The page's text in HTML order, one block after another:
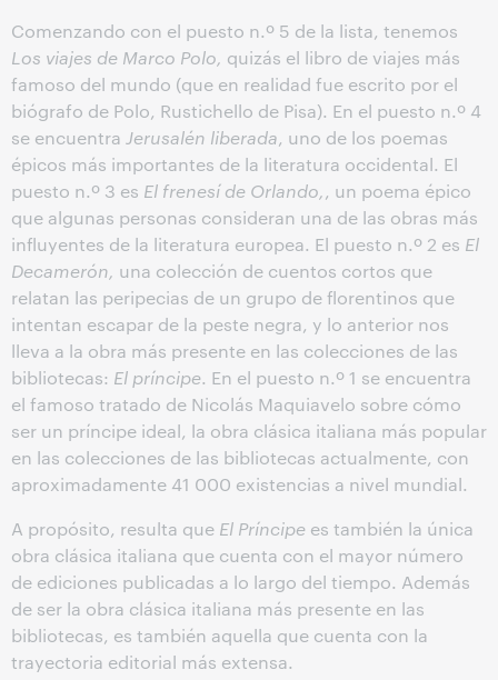
Comenzando con el puesto n.º 5 de la lista, tenemos
Los viajes de Marco Polo, quizás el libro de viajes más
famoso del mundo (que en realidad fue escrito por el
biógrafo de Polo, Rustichello de Pisa). En el puesto n.º 4
se encuentra Jerusalén liberada, uno de los poemas
épicos más importantes de la literatura occidental. El
puesto n.º 3 es El frenesí de Orlando,, un poema épico
que algunas personas consideran una de las obras más
influyentes de la literatura europea. El puesto n.º 2 es El
Decamerón, una colección de cuentos cortos que
relatan las peripecias de un grupo de florentinos que
intentan escapar de la peste negra, y lo anterior nos
lleva a la obra más presente en las colecciones de las
bibliotecas: El príncipe. En el puesto n.º 1 se encuentra
el famoso tratado de Nicolás Maquiavelo sobre cómo
ser un príncipe ideal, la obra clásica italiana más popular
en las colecciones de las bibliotecas actualmente, con
aproximadamente 41 000 existencias a nivel mundial.
A propósito, resulta que El Príncipe es también la única
obra clásica italiana que cuenta con el mayor número
de ediciones publicadas a lo largo del tiempo. Además
de ser la obra clásica italiana más presente en las
bibliotecas, es también aquella que cuenta con la
trayectoria editorial más extensa.